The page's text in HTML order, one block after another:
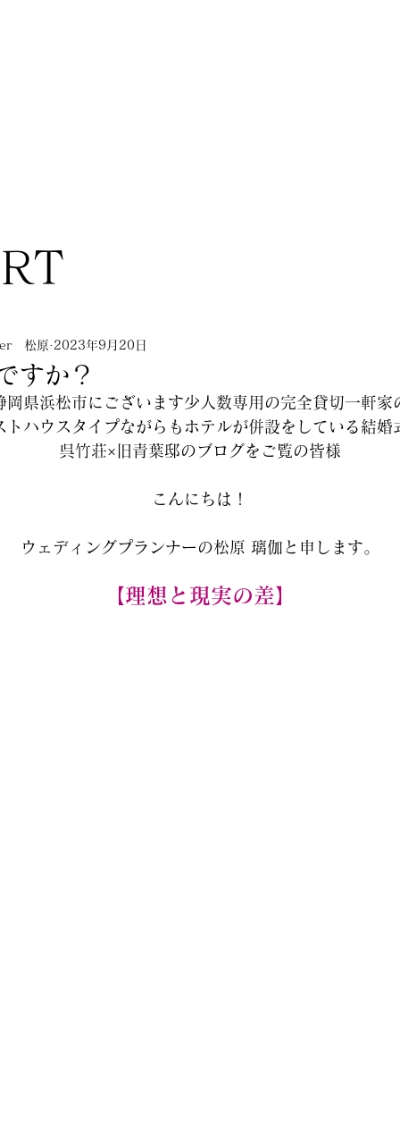
すか？
松原 2023年9月20日
岡県浜松市にございます少人数専用の完全貸切一軒家
トハウスタイプながらもホテルが併設をしている結婚
呉竹荘×旧青葉邸のブログをご覧の皆様
こんにちは！
ウェディングプランナーの松原 璃伽と申します。
【理想と現実の差】